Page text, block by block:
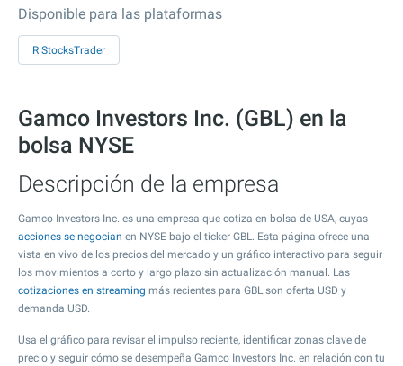
Disponible para las plataformas
R StocksTrader
Gamco Investors Inc. (GBL) en la
bolsa NYSE
Descripción de la empresa
Gamco Investors Inc. es una empresa que cotiza en bolsa de USA, cuyas
acciones se negocian en NYSE bajo el ticker GBL. Esta página ofrece una
vista en vivo de los precios del mercado y un gráfico interactivo para seguir
los movimientos a corto y largo plazo sin actualización manual. Las
cotizaciones en streaming más recientes para GBL son oferta USD y
demanda USD.
Usa el gráfico para revisar el impulso reciente, identificar zonas clave de
precio y seguir cómo se desempeña Gamco Investors Inc. en relación con tu